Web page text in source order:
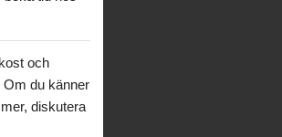
och
Om du känner
diskutera